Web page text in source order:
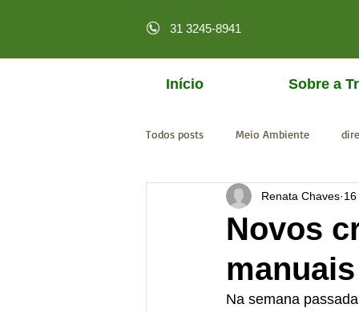
31 3245-8941
Início Sobre a
Todos posts Meio Ambiente
licenciamento online MPF
Novos
Renata Chaves
Na semana